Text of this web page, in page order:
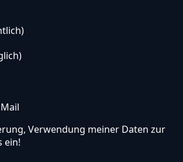
Verwendung meiner Daten zur
ein!